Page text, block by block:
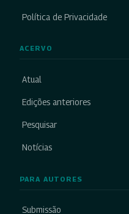
Política de Privacidade
ACERVO
Atual
Edições anteriores
Pesquisar
Notícias
PARA AUTORES
Submissão